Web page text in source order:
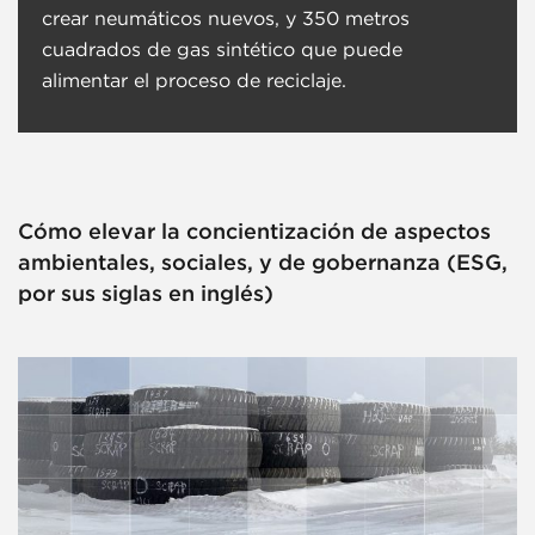
crear neumáticos nuevos, y 350 metros
cuadrados de gas sintético que puede
alimentar el proceso de reciclaje.
Cómo elevar la concientización de aspectos
ambientales, sociales, y de gobernanza (ESG,
por sus siglas en inglés)